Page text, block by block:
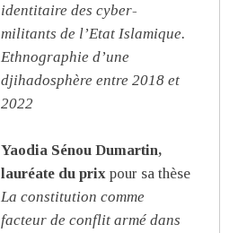
identitaire des cyber-
militants de l’Etat Islamique.
Ethnographie d’une
djihadosphère entre 2018 et
2022
Yaodia Sénou Dumartin,
lauréate du prix pour sa thèse
La constitution comme
facteur de conflit armé dans